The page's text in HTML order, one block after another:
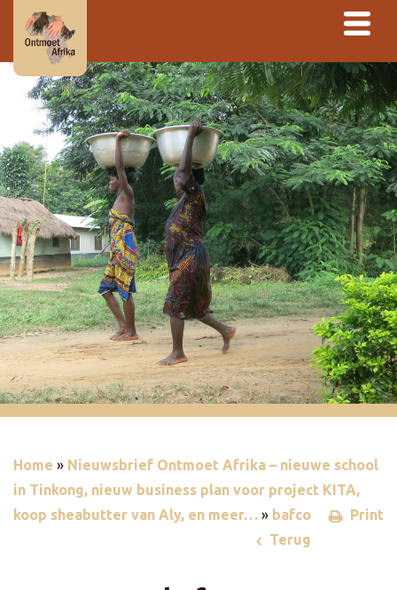
Home » Nieuwsbrief Ontmoet Afrika – nieuwe school
in Tinkong, nieuw business plan voor project KITA,
koop sheabutter van Aly, en meer… » bafco
Print
Terug